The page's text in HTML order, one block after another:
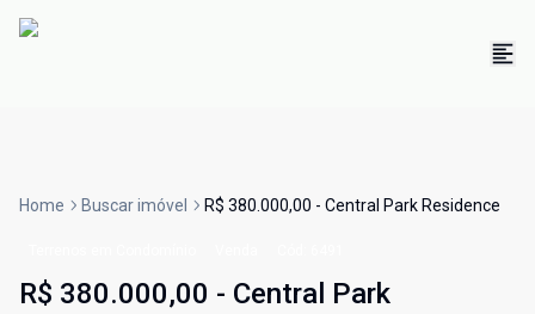
Home Buscar imóvel R$ 380.000,00 - Central Park Residence
R$ 380.000,00 - Central Park